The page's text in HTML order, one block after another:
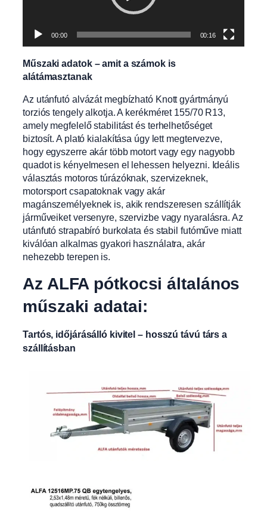
00:00 00:16
Műszaki adatok – amit a számok is
alátámasztanak
Az utánfutó alvázát megbízható Knott gyártmányú
torziós tengely alkotja. A kerékméret 155/70 R13,
amely megfelelő stabilitást és terhelhetőséget
biztosít. A plató kialakítása úgy lett megtervezve,
hogy egyszerre akár több motort vagy egy nagyobb
quadot is kényelmesen el lehessen helyezni. Ideális
választás motoros túrázóknak, szervizeknek,
motorsport csapatoknak vagy akár
magánszemélyeknek is, akik rendszeresen szállítják
járműveiket versenyre, szervizbe vagy nyaralásra. Az
utánfutó strapabíró burkolata és stabil futóműve miatt
kiválóan alkalmas gyakori használatra, akár
nehezebb terepen is.
Az ALFA pótkocsi általános
műszaki adatai:
Tartós, időjárásálló kivitel – hosszú távú társ a
szállításban